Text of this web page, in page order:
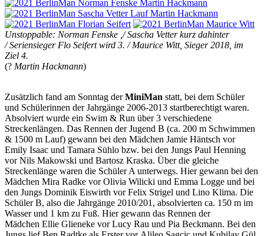
Unstoppable: Norman Fenske ,/ Sascha Vetter kurz dahinter
/Seriensieger Flo Seifert wird 3. / Maurice Witt, Sieger 2018, im
Ziel 4.
(? Martin Hackmann)
Zusätzlich fand am Sonntag derMiniMan statt, bei dem Schüler
und Schülerinnen der Jahrgänge 2006-2013 startberechtigt waren.
Absolviert wurde ein Swim & Run über 3 verschiedene
Streckenlängen. Das Rennen der Jugend B (ca. 200 m Schwimmen
& 1500 m Lauf) gewann bei den Mädchen Jamie Häntsch vor
Emily Isaac und Tamara Sühlo bzw. bei den Jungs Paul Henning
vor Nils Makowski und Bartosz Kraska. Über die gleiche
Streckenlänge waren die Schüler A unterwegs. Hier gewann bei den
Mädchen Mira Radke vor Olivia Wilicki und Emma Logge und bei
den Jungs Dominik Eiswirth vor Felix Strigel und Lino Klima. Die
Schüler B, also die Jahrgänge 2010/201, absolvierten ca. 150 m im
Wasser und 1 km zu Fuß. Hier gewann das Rennen der
Mädchen Ellie Glieneke vor Lucy Rau und Pia Beckmann. Bei den